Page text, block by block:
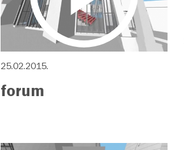
25.02.2015.
forum